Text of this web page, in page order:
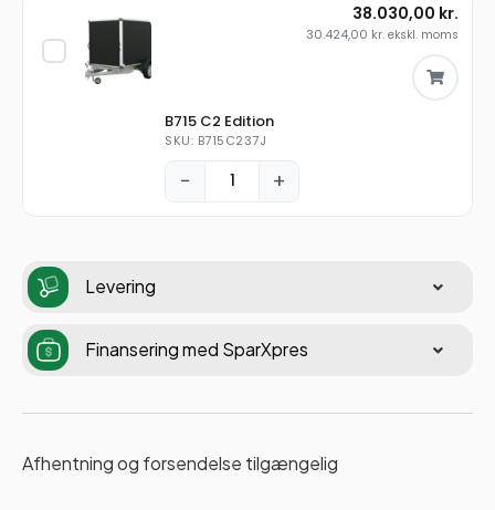
B715 C2 Edition
SKU: B715C237J
− +
38.030,00 kr.
30.424,00 kr. ekskl. moms
Levering
Finansering med SparXpres
Afhentning og forsendelse tilgængelig